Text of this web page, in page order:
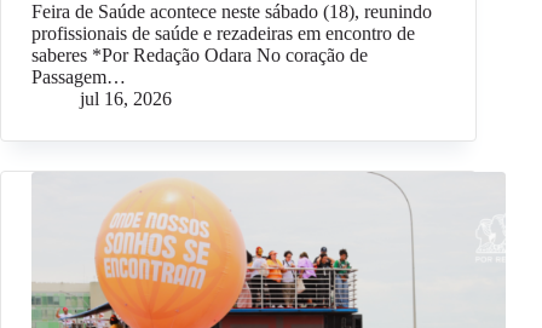
Feira de Saúde acontece neste sábado (18), reunindo
profissionais de saúde e rezadeiras em encontro de
saberes *Por Redação Odara No coração de
Passagem…
jul 16, 2026